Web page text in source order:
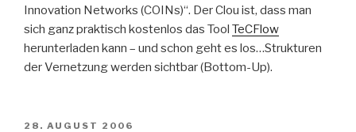
Innovation Networks (COINs)“. Der Clou ist, dass man
sich ganz praktisch kostenlos das Tool TeCFlow
herunterladen kann – und schon geht es los…Strukturen
der Vernetzung werden sichtbar (Bottom-Up).
VERÖFFENTLICHT
28. AUGUST 2006